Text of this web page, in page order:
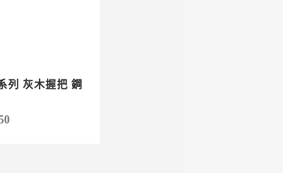
列 灰木握把 鋼